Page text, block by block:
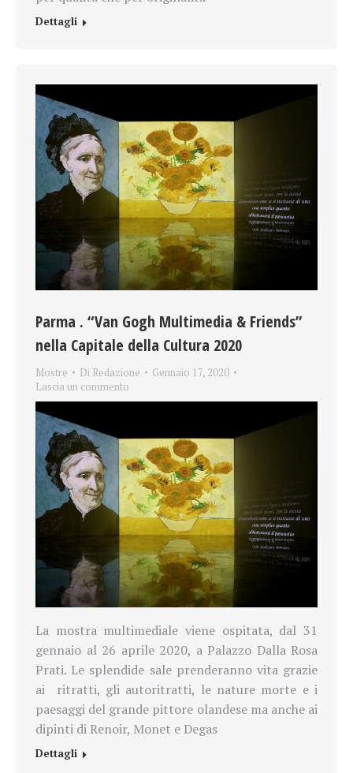
Dettagli
Parma . “Van Gogh Multimedia & Friends”
nella Capitale della Cultura 2020
Mostre Di Redazione
Gennaio 17, 2020
Lascia un commento
La mostra multimediale viene ospitata, dal 31
gennaio al 26 aprile 2020, a Palazzo Dalla Rosa
Prati. Le splendide sale prenderanno vita grazie
ai ritratti, gli autoritratti, le nature morte e i
paesaggi del grande pittore olandese ma anche ai
dipinti di Renoir, Monet e Degas
Dettagli